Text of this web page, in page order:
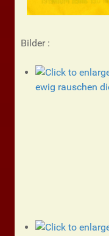
Bilder :